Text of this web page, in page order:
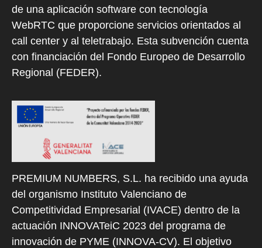
de una aplicación software con tecnología
WebRTC que proporcione servicios orientados al
call center y al teletrabajo. Esta subvención cuenta
con financiación del Fondo Europeo de Desarrollo
Regional (FEDER).
PREMIUM NUMBERS, S.L. ha recibido una ayuda
del organismo Instituto Valenciano de
Competitividad Empresarial (IVACE) dentro de la
actuación INNOVATeiC 2023 del programa de
innovación de PYME (INNOVA-CV). El objetivo